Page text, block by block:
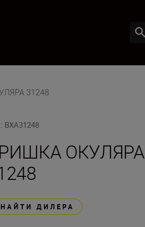
31248
: BXA31248
ОКУЛЯРА
ДИЛЕРА